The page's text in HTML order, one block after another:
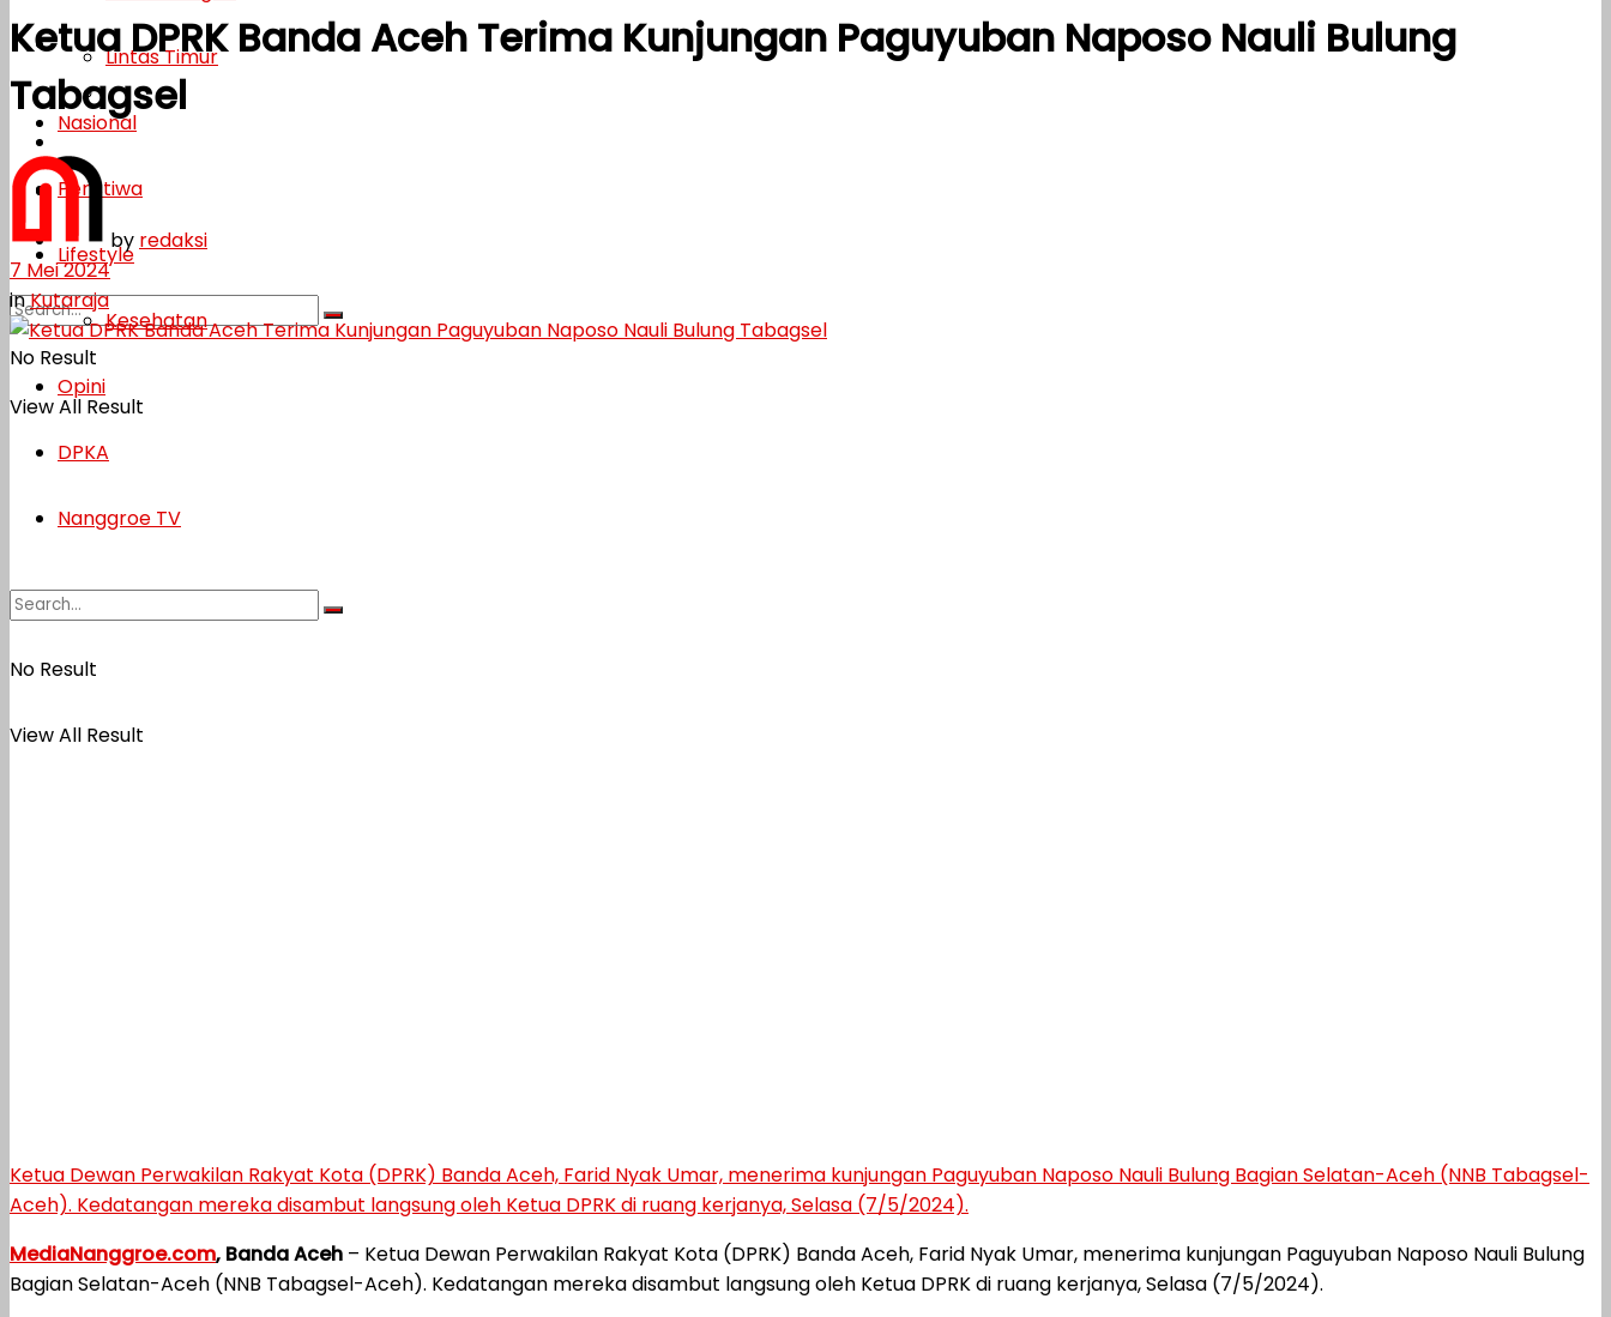
Lifestyle
Kesehatan
DPKA
Nanggroe TV
No Result
View All Result
Lintas Timur
Nasional
Peristiwa
Lifestyle
Kesehatan
Opini
DPKA
Nanggroe TV
No Result
View All Result
Ketua DPRK Banda Aceh Terima Kunjungan Paguyuban Naposo Nauli Bulung
Tabagsel
by redaksi
7 Mei 2024
inKutaraja
Ketua Dewan Perwakilan Rakyat Kota (DPRK) Banda Aceh, Farid Nyak Umar, menerima kunjungan Paguyuban Naposo Nauli Bulung Bagian Selatan-Aceh (NNB Tabagsel-
Aceh). Kedatangan mereka disambut langsung oleh Ketua DPRK di ruang kerjanya, Selasa (7/5/2024).
MediaNanggroe.com, Banda Aceh – Ketua Dewan Perwakilan Rakyat Kota (DPRK) Banda Aceh, Farid Nyak Umar, menerima kunjungan Paguyuban Naposo Nauli Bulung
Bagian Selatan-Aceh (NNB Tabagsel-Aceh). Kedatangan mereka disambut langsung oleh Ketua DPRK di ruang kerjanya, Selasa (7/5/2024).